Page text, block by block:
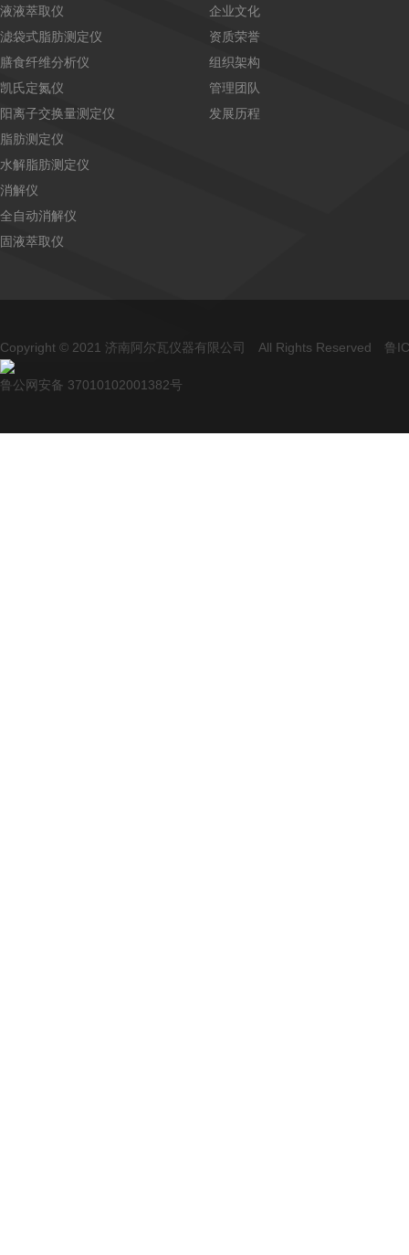
液液萃取仪
滤袋式脂肪测定仪
膳食纤维分析仪
凯氏定氮仪
阳离子交换量测定仪
脂肪测定仪
水解脂肪测定仪
消解仪
全自动消解仪
固液萃取仪
企业文化
资质荣誉
组织架构
管理团队
发展历程
Copyright © 2021 济南阿尔瓦仪器有限公司 All Rights Reserved 鲁
鲁公网安备 37010102001382号